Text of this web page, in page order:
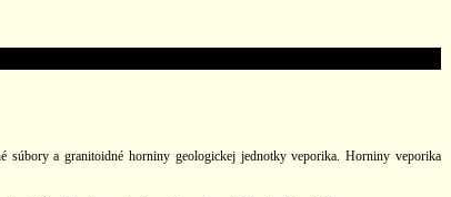
súbory a granitoidné horniny geologickej jednotky veporika. Horniny veporika